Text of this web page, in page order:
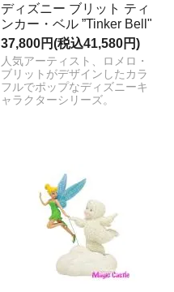
ディズニー ブリット ティ
ンカー・ベル ”Tinker Bell"
37,800円(税込41,580円)
人気アーティスト、ロメロ・
ブリットがデザインしたカラ
フルでポップなディズニーキ
ャラクターシリーズ。